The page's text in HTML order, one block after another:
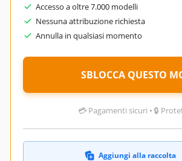
Accesso a oltre 7.000 modelli
Nessuna attribuzione richiesta
Annulla in qualsiasi momento
SBLOCCA QUESTO
💳 Pagamenti sicuri • 🔒
Aggiungi alla raccolta